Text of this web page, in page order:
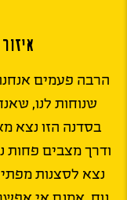
הרבה פעמים
שנוחות לנו,
בסדנה הזו נצא
ודרך מצבים פחות
נצא לסצנות